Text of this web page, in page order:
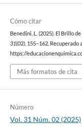
Cómo citar
Benedini, L. (2025). El Brillo
31(02), 155–162. Recuperado
https://
Más formatos de cita
Número
Vol. 31 Núm. 02 (2025)